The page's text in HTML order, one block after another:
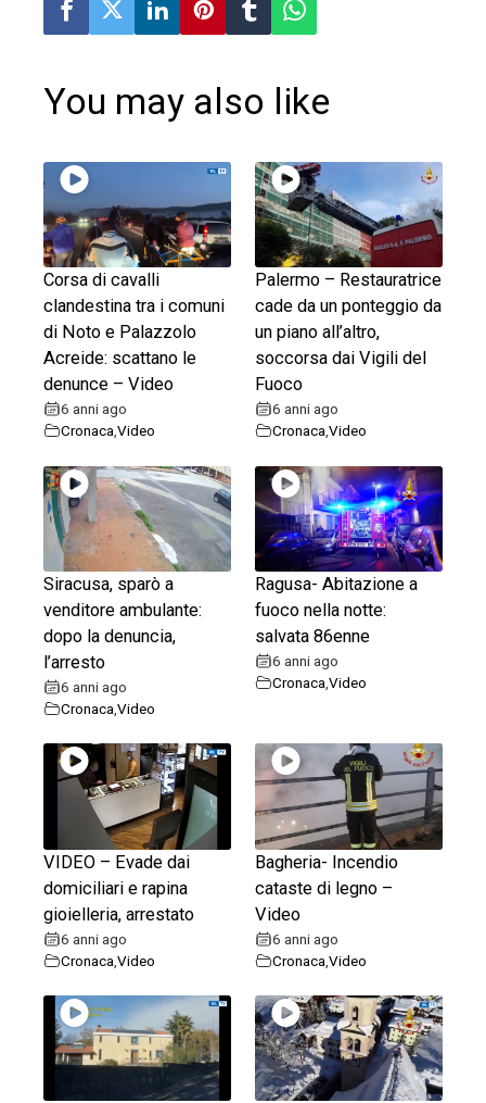
You may also like
Corsa di cavalli
clandestina tra i comuni
di Noto e Palazzolo
Acreide: scattano le
denunce – Video
6 anni ago
Cronaca Video
Palermo – Restauratrice
cade da un ponteggio da
un piano all’altro,
soccorsa dai Vigili del
Fuoco
6 anni ago
Cronaca ,Video
Siracusa, sparò a
venditore ambulante:
dopo la denuncia,
l’arresto
6 anni ago
Cronaca Video
Ragusa- Abitazione a
fuoco nella notte:
salvata 86enne
6 anni ago
Cronaca ,Video
VIDEO – Evade dai
domiciliari e rapina
gioielleria, arrestato
6 anni ago
Cronaca Video
Bagheria- Incendio
cataste di legno –
Video
6 anni ago
Cronaca ,Video